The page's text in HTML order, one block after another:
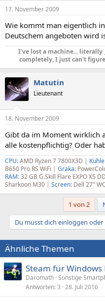
17. November 2009
Wie kommt man eigentlich
Deutschem angeboten wird
I've lost a machine... literally
completely, I just can't
Matutin
Lieutenant
18. November 2009
Gibt da im Moment wirklich
alle kostenpflichtig? Oder
CPU:AMD Ryzen 7 7800X3D |
B650 Pro RS WiFi | Graka:
RAM:32 GB G.Skill Flare EXPO X5
Sharkoon M30 | Screen: Dell 27"
1 von 2
Du musst dich einloggen
Ähnliche Themen
Steam für
Daromath Sonstige
Antworten 3 28. Juli 2016